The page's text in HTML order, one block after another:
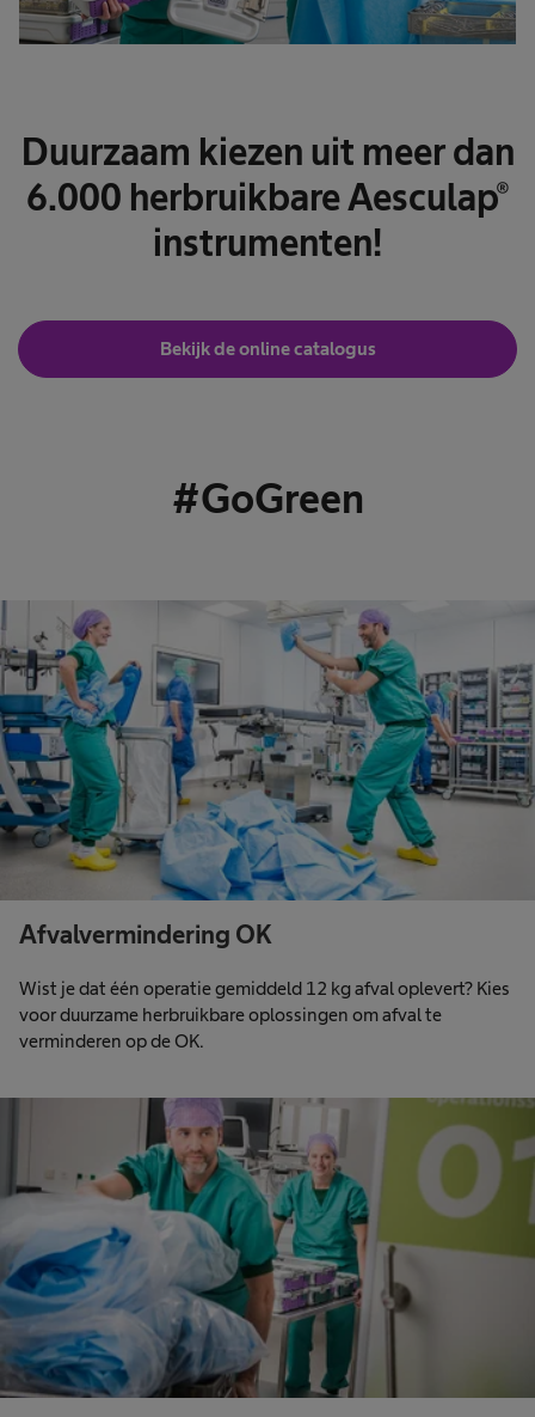
Duurzaam kiezen uit meer dan
6.000 herbruikbare Aesculap®
instrumenten!
Bekijk de online catalogus
#GoGreen
Afvalvermindering OK
Wist je dat één operatie gemiddeld 12 kg afval oplevert? Kies
voor duurzame herbruikbare oplossingen om afval te
verminderen op de OK.